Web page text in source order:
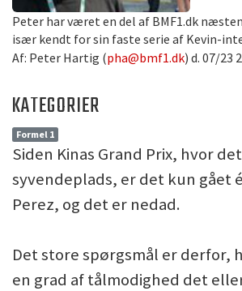
Peter har været en del af BMF1.dk
især kendt for sin faste serie af Kevin-
Af: Peter Hartig (pha@bmf1.dk) d. 07/23
KATEGORIER
Formel 1
Siden Kinas Grand Prix, hvor
syvendeplads, er det kun gået
Perez, og det er nedad.
Det store spørgsmål er derfor,
en grad af tålmodighed det